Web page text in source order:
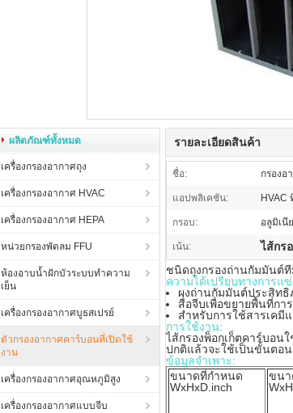
ผลิตภัณฑ์ทั้งหมด
เครื่องกรองอากาศถุง
เครื่องกรองอากาศ HVAC
เครื่องกรองอากาศ HEPA
หน่วยกรองพัดลม FFU
ห้องอาบน้ำฝักบัวระบบทำความ
เย็น
เครื่องกรองอากาศบูธสเปรย์
ตัวกรองอากาศคาร์บอนที่เปิดใช้
งาน
เครื่องกรองอากาศอุณหภูมิสูง
เครื่องกรองอากาศแบบจีบ
รายละเอียดสินค้า
ชื่อ: กรองอ
แอปพลิเคชัน: HVAC
กรอบ: อลูมิเนี
เน้น: ไส้กร
ชนิดถุงกรองถ่านกัมมันต์
ความได้เปรียบทางการแ
ผงถ่านกัมมันต์ประสิทธิ
สื่อจีบเพื่อขยายพื้นที่กา
สำหรับการใช้สารเคมี
การใช้งาน:
ไส้กรองพ็อกเก็ตคาร์บอน
ปกติแล้วจะใช้เป็นขั้นตอน
ข้อมูลจำเพาะ:
ขนาดที่กำหนด
WxHxD.inch
ขนา